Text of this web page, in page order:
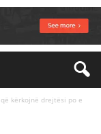
kërkojnë drejtësi po e